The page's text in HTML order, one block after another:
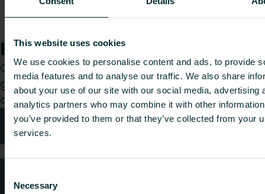
This website uses cookies
We use cookies to personalise content and ads, to provide
media features and to analyse our traffic. We also share
about your use of our site with our social media, advertising
analytics partners who may combine it with other
you’ve provided to them or that they’ve collected from your
services.
Selection
Necessary
6734780
Handuksstång FCVM
1.05 -
Hur kan vi hjälpa dig?
Oavsett om du är konsult, installatör, arkitekt eller
grossist, välj en kategori så tar vi gärna hand om
din förfrågan.
Teknisk rådgivning